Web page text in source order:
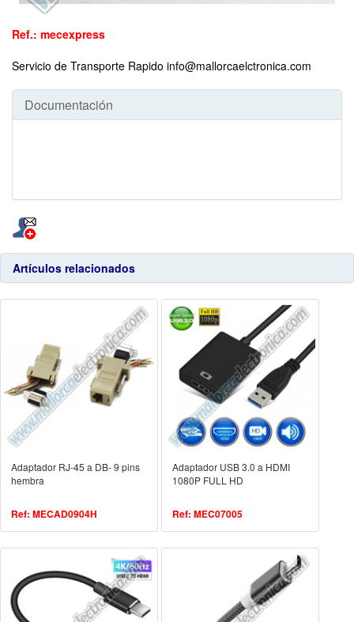
Ref.: mecexpress
Servicio de Transporte Rapido info@mallorcaelctronica.com
Documentación
Artículos relacionados
Adaptador RJ-45 a DB- 9 pins
hembra
Ref: MECAD0904H
Adaptador USB 3.0 a HDMI
1080P FULL HD
Ref: MEC07005